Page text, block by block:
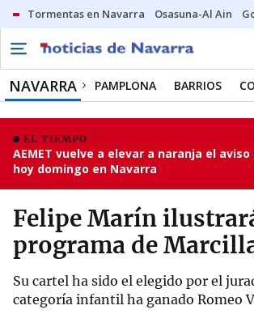
Tormentas en Navarra Osasuna-Al Ain
NAVARRA PAMPLONA BARRIOS
EL TIEMPO
AEMET vuelve a elevar a naranja el
hoy domingo en Navarra
Felipe Marín
programa de
Su cartel ha sido el elegido por el
categoría infantil ha ganado Romeo